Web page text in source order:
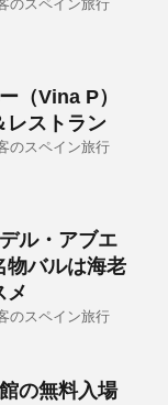
のスペイン旅行
（Vina P）
レストラン
のスペイン旅行
ル・アブエ
物バルは海老
メ
のスペイン旅行
の無料入場